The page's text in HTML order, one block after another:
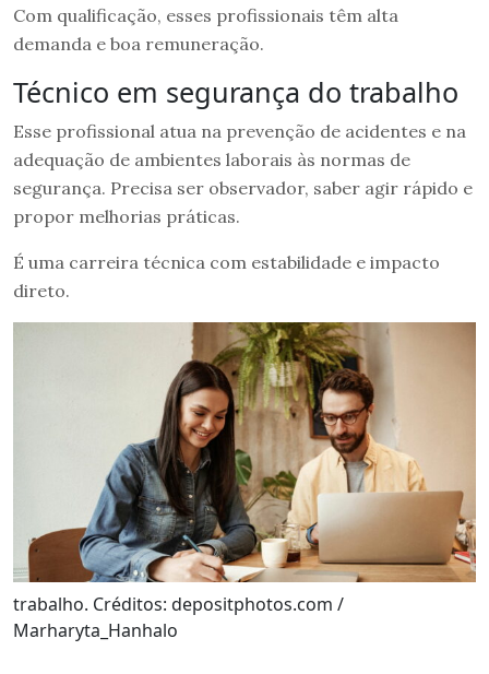
Com qualificação, esses profissionais têm alta
demanda e boa remuneração.
Técnico em segurança do trabalho
Esse profissional atua na prevenção de acidentes e na
adequação de ambientes laborais às normas de
segurança. Precisa ser observador, saber agir rápido e
propor melhorias práticas.
É uma carreira técnica com estabilidade e impacto
direto.
trabalho. Créditos: depositphotos.com /
Marharyta_Hanhalo